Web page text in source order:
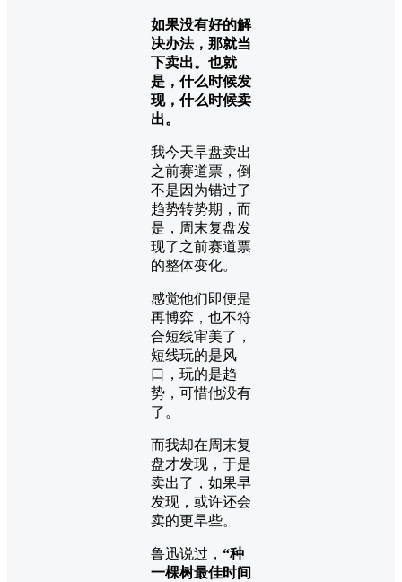
如果没有好的解
决办法，那就当
下卖出。也就
是，什么时候发
现，什么时候卖
出。
我今天早盘卖出
之前赛道票，倒
不是因为错过了
趋势转势期，而
是，周末复盘发
现了之前赛道票
的整体变化。
感觉他们即便是
再博弈，也不符
合短线审美了，
短线玩的是风
口，玩的是趋
势，可惜他没有
了。
而我却在周末复
盘才发现，于是
卖出了，如果早
发现，或许还会
卖的更早些。
鲁迅说过， “种
一棵树最佳时间